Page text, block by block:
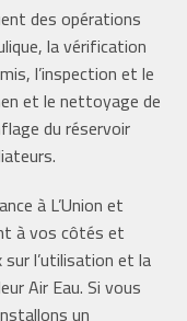
des opérations
la vérification
l’inspection et le
et le nettoyage de
du réservoir
à L’Union et
à vos côtés et
l’utilisation et la
Air Eau. Si vous
un